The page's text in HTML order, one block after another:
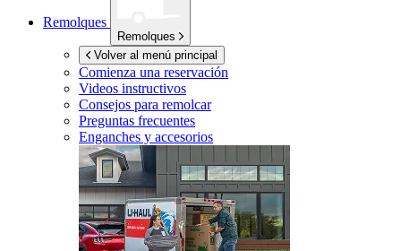
Remolques
Remolques
Volver al menú principal
Comienza una reservación
Videos instructivos
Consejos para remolcar
Preguntas frecuentes
Enganches y accesorios